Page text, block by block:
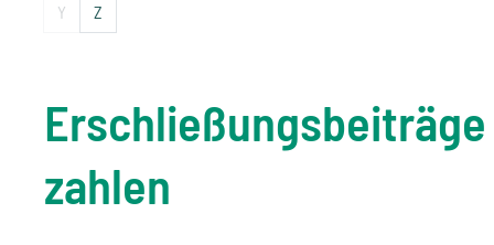
Y Z
Erschließungsbeiträge
zahlen